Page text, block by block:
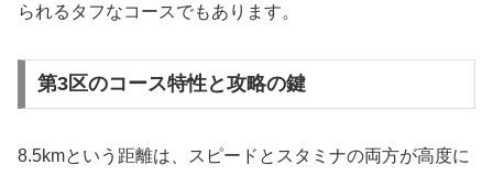
られるタフなコースでもあります。
第3区のコース特性と攻略の鍵
8.5kmという距離は、スピードとスタミナの両方が高度に